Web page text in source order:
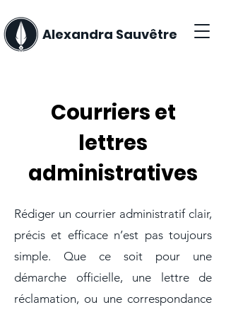
Alexandra Sauvêtre
Courriers et
lettres
administratives
Rédiger un courrier administratif clair,
précis et efficace n’est pas toujours
simple. Que ce soit pour une
démarche officielle, une lettre de
réclamation, ou une correspondance